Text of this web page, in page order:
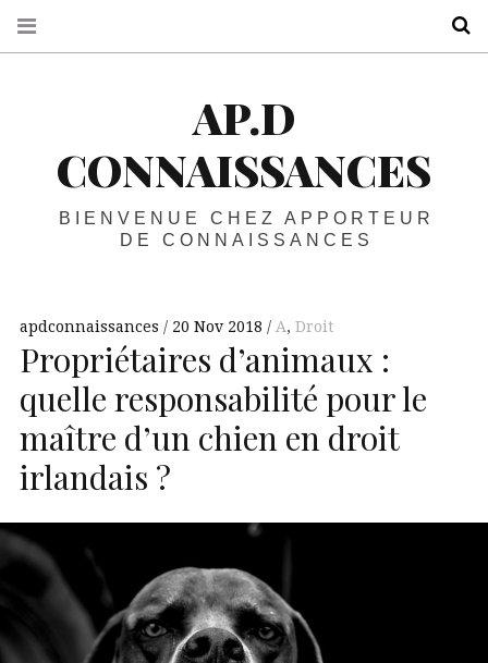
AP.D
CONNAISSANCES
BIENVENUE CHEZ APPORTEUR
DE CONNAISSANCES
apdconnaissances 20 Nov 2018 A, Droit
Propriétaires d’animaux :
quelle responsabilité pour le
maître d’un chien en droit
irlandais ?